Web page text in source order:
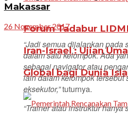
Forum Tadabur
Iran-Israel : Ujian
Global bagi Dunia
Makassar
26 November 2017
“Jadi semua dijalankan pada
dalam satu kelompok. Ada
sebagai navigator atau
lain dalam kelompok tersebut
eksekutor,”tuturnya.
“Trainer atau instruktur